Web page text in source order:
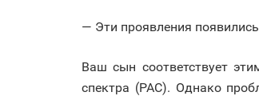
— Эти проявления
Ваш сын соответствует
спектра (РАС). Однако